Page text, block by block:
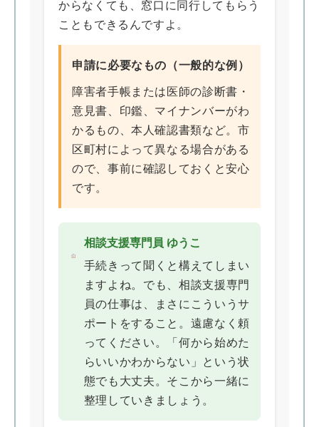
からなくても、窓口に同行してもらう
こともできるんですよ。
申請に必要なもの（一般的な例）
障害者手帳または医師の診断書・
意見書、印鑑、マイナンバーがわ
かるもの、本人確認書類など。市
区町村によって異なる場合がある
ので、事前に確認しておくと安心
です。
相談支援専門員 ゆうこ
手続きって聞くと構えてしまい
ますよね。でも、相談支援専門
員の仕事は、まさにこういうサ
ポートをすること。遠慮なく頼
ってください。「何から始めた
らいいかわからない」という状
態でも大丈夫。そこから一緒に
整理していきましょう。